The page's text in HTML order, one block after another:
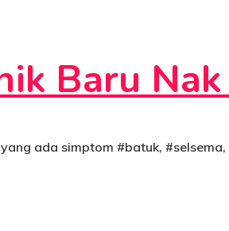
Baru
ada simptom #batuk,